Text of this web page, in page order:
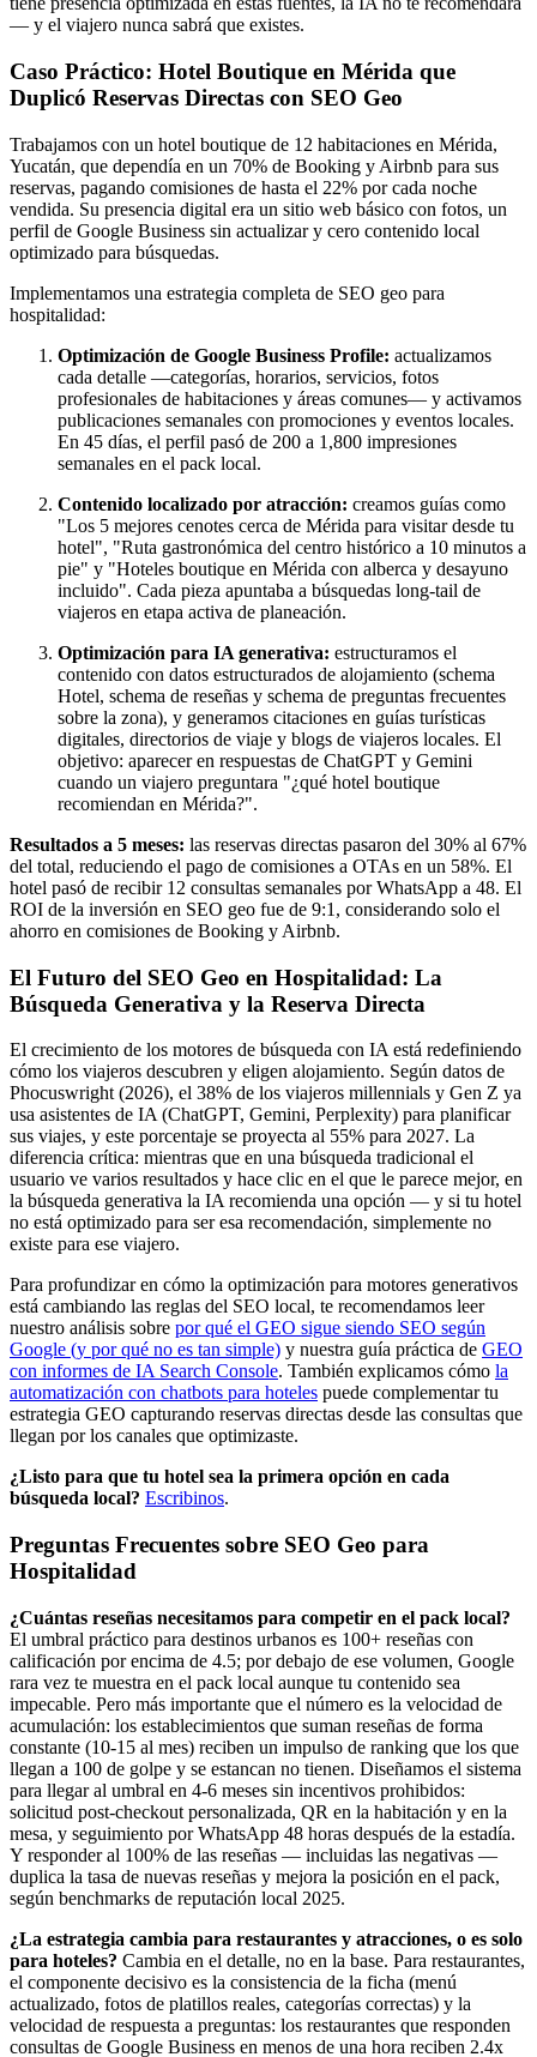
— y el viajero nunca sabrá que existes.
Caso Práctico: Hotel Boutique en Mérida que
Duplicó Reservas Directas con SEO Geo
Trabajamos con un hotel boutique de 12 habitaciones en Mérida,
Yucatán, que dependía en un 70% de Booking y Airbnb para sus
reservas, pagando comisiones de hasta el 22% por cada noche
vendida. Su presencia digital era un sitio web básico con fotos, un
perfil de Google Business sin actualizar y cero contenido local
optimizado para búsquedas.
Implementamos una estrategia completa de SEO geo para
hospitalidad:
Optimización de Google Business Profile: actualizamos
cada detalle —categorías, horarios, servicios, fotos
profesionales de habitaciones y áreas comunes— y activamos
publicaciones semanales con promociones y eventos locales.
En 45 días, el perfil pasó de 200 a 1,800 impresiones
semanales en el pack local.
Contenido localizado por atracción: creamos guías como
"Los 5 mejores cenotes cerca de Mérida para visitar desde tu
hotel", "Ruta gastronómica del centro histórico a 10 minutos a
pie" y "Hoteles boutique en Mérida con alberca y desayuno
incluido". Cada pieza apuntaba a búsquedas long-tail de
viajeros en etapa activa de planeación.
Optimización para IA generativa: estructuramos el
contenido con datos estructurados de alojamiento (schema
Hotel, schema de reseñas y schema de preguntas frecuentes
sobre la zona), y generamos citaciones en guías turísticas
digitales, directorios de viaje y blogs de viajeros locales. El
objetivo: aparecer en respuestas de ChatGPT y Gemini
cuando un viajero preguntara "¿qué hotel boutique
recomiendan en Mérida?".
Resultados a 5 meses: las reservas directas pasaron del 30% al 67%
del total, reduciendo el pago de comisiones a OTAs en un 58%. El
hotel pasó de recibir 12 consultas semanales por WhatsApp a 48. El
ROI de la inversión en SEO geo fue de 9:1, considerando solo el
ahorro en comisiones de Booking y Airbnb.
El Futuro del SEO Geo en Hospitalidad: La
Búsqueda Generativa y la Reserva Directa
El crecimiento de los motores de búsqueda con IA está redefiniendo
cómo los viajeros descubren y eligen alojamiento. Según datos de
Phocuswright (2026), el 38% de los viajeros millennials y Gen Z ya
usa asistentes de IA (ChatGPT, Gemini, Perplexity) para planificar
sus viajes, y este porcentaje se proyecta al 55% para 2027. La
diferencia crítica: mientras que en una búsqueda tradicional el
usuario ve varios resultados y hace clic en el que le parece mejor, en
la búsqueda generativa la IA recomienda una opción — y si tu hotel
no está optimizado para ser esa recomendación, simplemente no
existe para ese viajero.
Para profundizar en cómo la optimización para motores generativos
está cambiando las reglas del SEO local, te recomendamos leer
nuestro análisis sobre por qué el GEO sigue siendo SEO según
Google (y por qué no es tan simple) y nuestra guía práctica de GEO
con informes de IA Search Console. También explicamos cómo la
automatización con chatbots para hoteles puede complementar tu
estrategia GEO capturando reservas directas desde las consultas que
llegan por los canales que optimizaste.
¿Listo para que tu hotel sea la primera opción en cada
búsqueda local? Escribinos.
Preguntas Frecuentes sobre SEO Geo para
Hospitalidad
¿Cuántas reseñas necesitamos para competir en el pack local?
El umbral práctico para destinos urbanos es 100+ reseñas con
calificación por encima de 4.5; por debajo de ese volumen, Google
rara vez te muestra en el pack local aunque tu contenido sea
impecable. Pero más importante que el número es la velocidad de
acumulación: los establecimientos que suman reseñas de forma
constante (10-15 al mes) reciben un impulso de ranking que los que
llegan a 100 de golpe y se estancan no tienen. Diseñamos el sistema
para llegar al umbral en 4-6 meses sin incentivos prohibidos:
solicitud post-checkout personalizada, QR en la habitación y en la
mesa, y seguimiento por WhatsApp 48 horas después de la estadía.
Y responder al 100% de las reseñas — incluidas las negativas —
duplica la tasa de nuevas reseñas y mejora la posición en el pack,
según benchmarks de reputación local 2025.
¿La estrategia cambia para restaurantes y atracciones, o es solo
para hoteles? Cambia en el detalle, no en la base. Para restaurantes,
el componente decisivo es la consistencia de la ficha (menú
actualizado, fotos de platillos reales, categorías correctas) y la
velocidad de respuesta a preguntas: los restaurantes que responden
consultas de Google Business en menos de una hora reciben 2.4x